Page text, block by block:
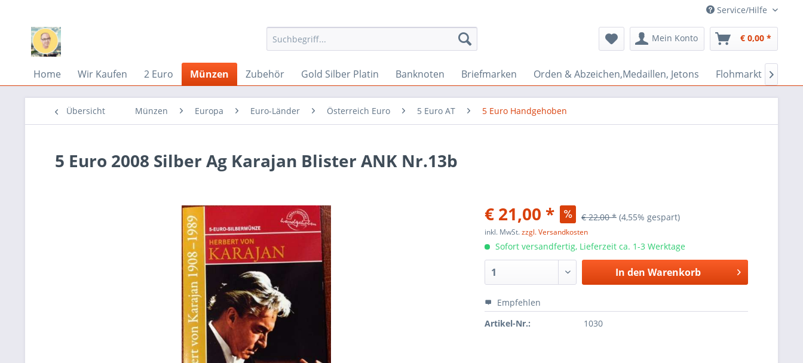
Service/Hilfe
Mein Konto € 0,00 *
Home Wir Kaufen 2 Euro Münzen Zubehör Gold Silber Platin Banknoten Briefmarken Orden & Abzeichen,Medaillen, Jetons Flohmarkt Bazar

Übersicht Münzen Europa Euro-Länder Österreich Euro 5 Euro AT 5 Euro Handgehoben
5 Euro 2008 Silber Ag Karajan Blister ANK Nr.13b
€ 21,00 * € 22,00 * (4,55% gespart)
inkl. MwSt.zzgl. Versandkosten
Sofort versandfertig, Lieferzeit ca. 1-3 Werktage
In den Warenkorb
Empfehlen
Artikel-Nr.:
1030